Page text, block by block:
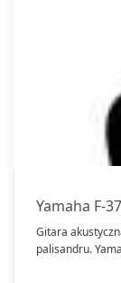
Yamaha F-
Gitara
palisandru.